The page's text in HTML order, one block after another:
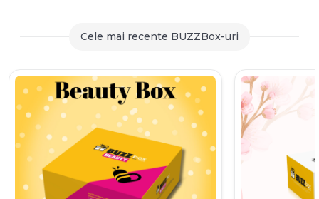
290,00 lei.
79,90 lei.
Cele mai recente BUZZBox-uri